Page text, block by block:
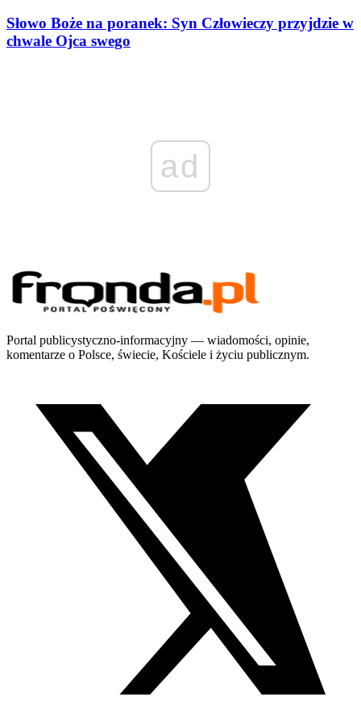
Słowo Boże na poranek: Syn Człowieczy przyjdzie w
chwale Ojca swego
ad
Portal publicystyczno-informacyjny — wiadomości, opinie,
komentarze o Polsce, świecie, Kościele i życiu publicznym.